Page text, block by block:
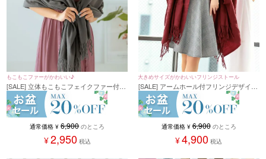
もこもこファーがかわいい♪
[SALE] 立体もこもこフェイクファー付き
ショール(フリーサイズ)
通常価格 ¥ 6,900 のところ
¥2,950 税込
大きめサイズがかわいいフリンジストール
[SALE] アームホール付フリンジデザイン
大判ストール
通常価格 ¥ 6,900 のところ
¥4,900 税込